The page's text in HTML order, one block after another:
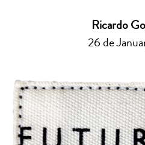
Ricardo
26 de